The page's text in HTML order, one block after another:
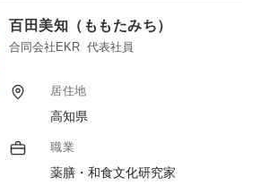
ーケティング戦略を立案・実行、SNSやWeb
サイトなどを活用した販促活動）、④人材育
海外進出支援など様々な形で6次産業化に取
り組む農林水産業者等の皆様を支援して行き
たいと考えております。また、ブランドマネ
ージャー1級、プラクティショナー（インタ
ーナルブランディング）の資格を活用したブ
ランディングの支援も行ってまいります。
百田美知（ももたみち）
合同会社EKR 代表社員
居住地
高知県
職業
薬膳・和食文化研究家